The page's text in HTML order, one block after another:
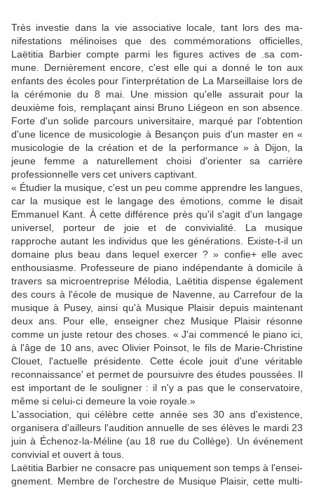
Très investie dans la vie asso­ciative locale, tant lors des ma­
nifestations mélinoises que des commémorations officielles,
Laëtitia Barbier compte parmi les figures actives de .sa com­
mune. Dernièrement encore, c'est elle qui a donné le ton aux
enfants des écoles pour l'inter­prétation de La Marseillaise lors de
la cérémonie du 8 mai. Une mission qu'elle assurait pour la
deuxième fois, remplaçant ainsi Bruno Liégeon en son absence.
Forte d'un solide parcours uni­versitaire, marqué par l'obten­tion
d'une licence de musicolo­gie à Besançon puis d'un master en «
musicologie de la création et de la performance » à Dijon, la
jeune femme a naturellement choisi d'orienter sa carrière
professionnelle vers cet univers cap­tivant.
« Étudier la musique, c'est un peu comme apprendre les lan­gues,
car la musique est le lan­gage des émotions, comme le disait
Emmanuel Kant. À cette différence près qu'il s'agit d'un langage
universel, porteur de joie et de convivialité. La musique
rapproche autant les in­dividus que les générations. Existe-t-il un
domaine plus beau dans lequel exercer ? » confie+ elle avec
enthousiasme. Professeure de piano indépen­dante à domicile à
travers sa mi­croentreprise Mélodia, Laëtitia dispense également
des cours à l'école de musique de Navenne, au Carrefour de la
musique à Pusey, ainsi qu'à Musique Plai­sir depuis maintenant
deux ans. Pour elle, enseigner chez Mu­sique Plaisir résonne
comme un juste retour des choses. « J'ai commencé le piano ici,
à l'âge de 10 ans, avec Olivier Poinsot, le fils de Marie-Christine
Clouet, l'actuelle présidente. Cette école jouit d'une véritable
reconnais­sance' et permet de poursuivre des études poussées. Il
est im­portant de le souligner : il n'y a pas que le conservatoire,
même si celui-ci demeure la voie royale.»
L'association, qui célèbre cette année ses 30 ans d'existence,
organisera d'ailleurs l'audition an­nuelle de ses élèves le mardi 23
juin à Échenoz-la-Méline (au 18 rue du Collège). Un événement
convivial et ouvert à tous.
Laëtitia Barbier ne consacre pas uniquement son temps à l'ensei­
gnement. Membre de l'orchestre de Musique Plaisir, cette mul­ti-